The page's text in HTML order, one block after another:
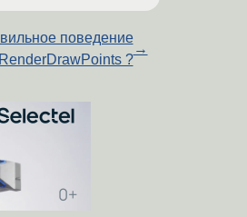
поведение
?
→